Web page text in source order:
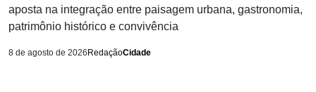
aposta na integração entre paisagem urbana, gastronomia,
patrimônio histórico e convivência
8 de agosto de 2026 RedaçãoCidade